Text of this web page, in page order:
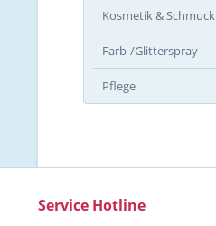
Kosmetik & Schmuck
Farb-/Glitterspray
Pflege
Service Hotline